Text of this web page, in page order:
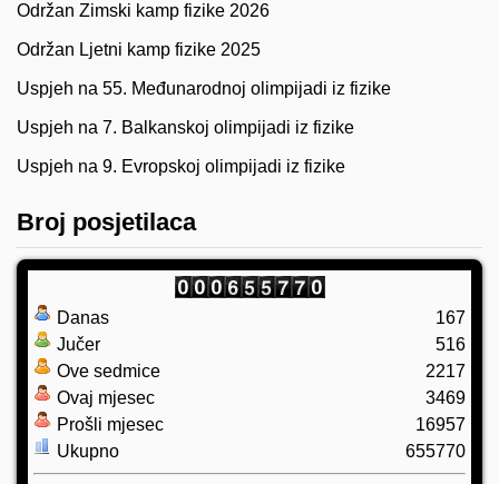
Održan Zimski kamp fizike 2026
Održan Ljetni kamp fizike 2025
Uspjeh na 55. Međunarodnoj olimpijadi iz fizike
Uspjeh na 7. Balkanskoj olimpijadi iz fizike
Uspjeh na 9. Evropskoj olimpijadi iz fizike
Broj posjetilaca
Danas
Jučer
Ove sedmice
Ovaj mjesec
Prošli mjesec
Ukupno
167
516
2217
3469
16957
655770